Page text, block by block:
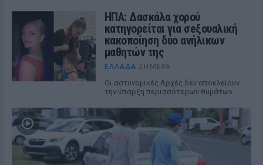
ΗΠΑ: Δασκάλα χορού
κατηγορείται για σeξουαλική
κακοποίηση δύο ανήλικων
μαθητών της
ΕΛΛΆΔΑ ΣΉΜΕΡΑ
Οι αστυνομικές Αρχές δεν αποκλείουν
την ύπαρξη περισσότερων θυμάτων